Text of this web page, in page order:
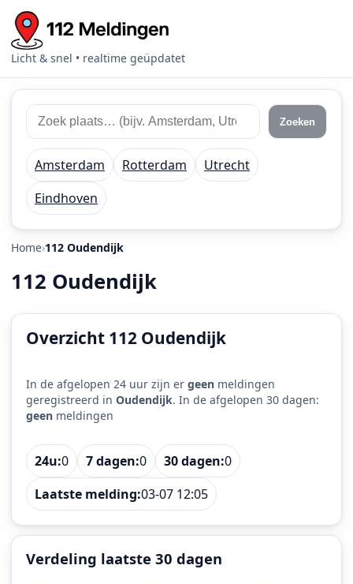
Licht & snel • realtime geüpdatet
Zoek
112
meldingen
Zoek
plaats
of
regio
Zoeken
Amsterdam Rotterdam
Utrecht
Eindhoven
Home 112 Oudendijk
112 Oudendijk
Overzicht 112 Oudendijk
In de afgelopen 24 uur zijn er geen meldingen
geregistreerd in Oudendijk. In de afgelopen 30 dagen:
geen meldingen
24u:0 7 dagen:0 30 dagen:0
Laatste melding:03-07 12:05
Verdeling laatste 30 dagen